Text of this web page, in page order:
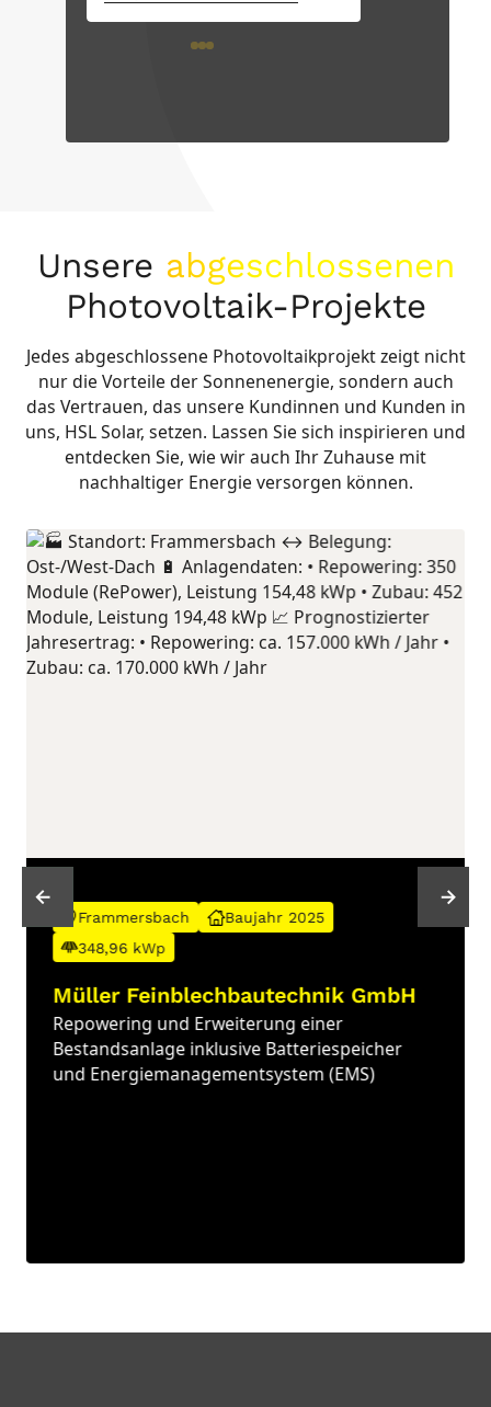
Unsere abgeschlossenen
Photovoltaik-Projekte
Jedes abgeschlossene Photovoltaikprojekt zeigt nicht
nur die Vorteile der Sonnenenergie, sondern auch
das Vertrauen, das unsere Kundinnen und Kunden in
uns, HSL Solar, setzen. Lassen Sie sich inspirieren und
entdecken Sie, wie wir auch Ihr Zuhause mit
nachhaltiger Energie versorgen können.
Frammersbach
Baujahr 2025
348,96 kWp
Müller Feinblechbautechnik GmbH
Repowering und Erweiterung einer
Bestandsanlage inklusive Batteriespeicher
und Energiemanagementsystem (EMS)